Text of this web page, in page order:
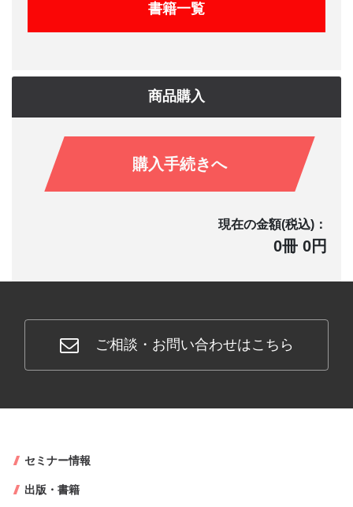
書籍一覧
商品購入
購入手続きへ
現在の金額(税込)：
0冊 0円
ご相談・お問い合わせはこちら
セミナー情報
出版・書籍